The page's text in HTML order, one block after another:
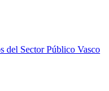
del Sector Público Vasco